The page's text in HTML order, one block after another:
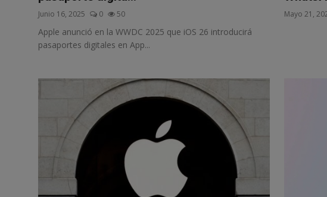
Junio 16, 2025 0 50
Apple anunció en la WWDC 2025 que iOS 26 introducirá
pasaportes digitales en App...
Mayo 21,